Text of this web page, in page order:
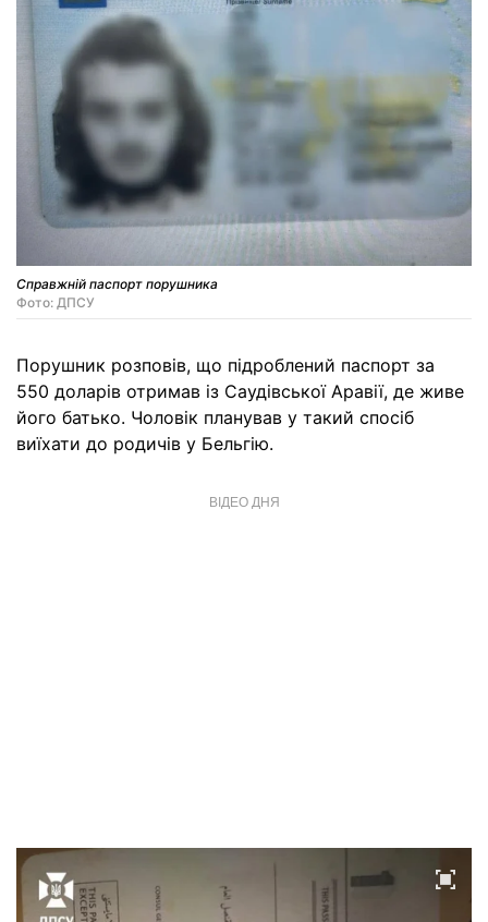
Справжній паспорт порушника
Фото: ДПСУ
Порушник розповів, що підроблений паспорт за
550 доларів отримав із Саудівської Аравії, де живе
його батько. Чоловік планував у такий спосіб
виїхати до родичів у Бельгію.
ВІДЕО ДНЯ